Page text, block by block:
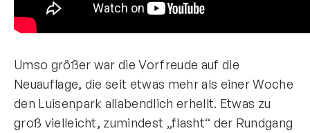
Umso größer war die Vorfreude auf die
Neuauflage, die seit etwas mehr als einer Woche
den Luisenpark allabendlich erhellt. Etwas zu
groß vielleicht, zumindest „flasht“ der Rundgang